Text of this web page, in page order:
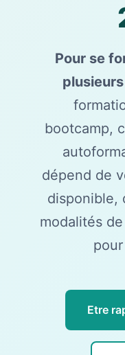
Pour se
bootcamp,
dépend de
disponible,
modalités
Etre